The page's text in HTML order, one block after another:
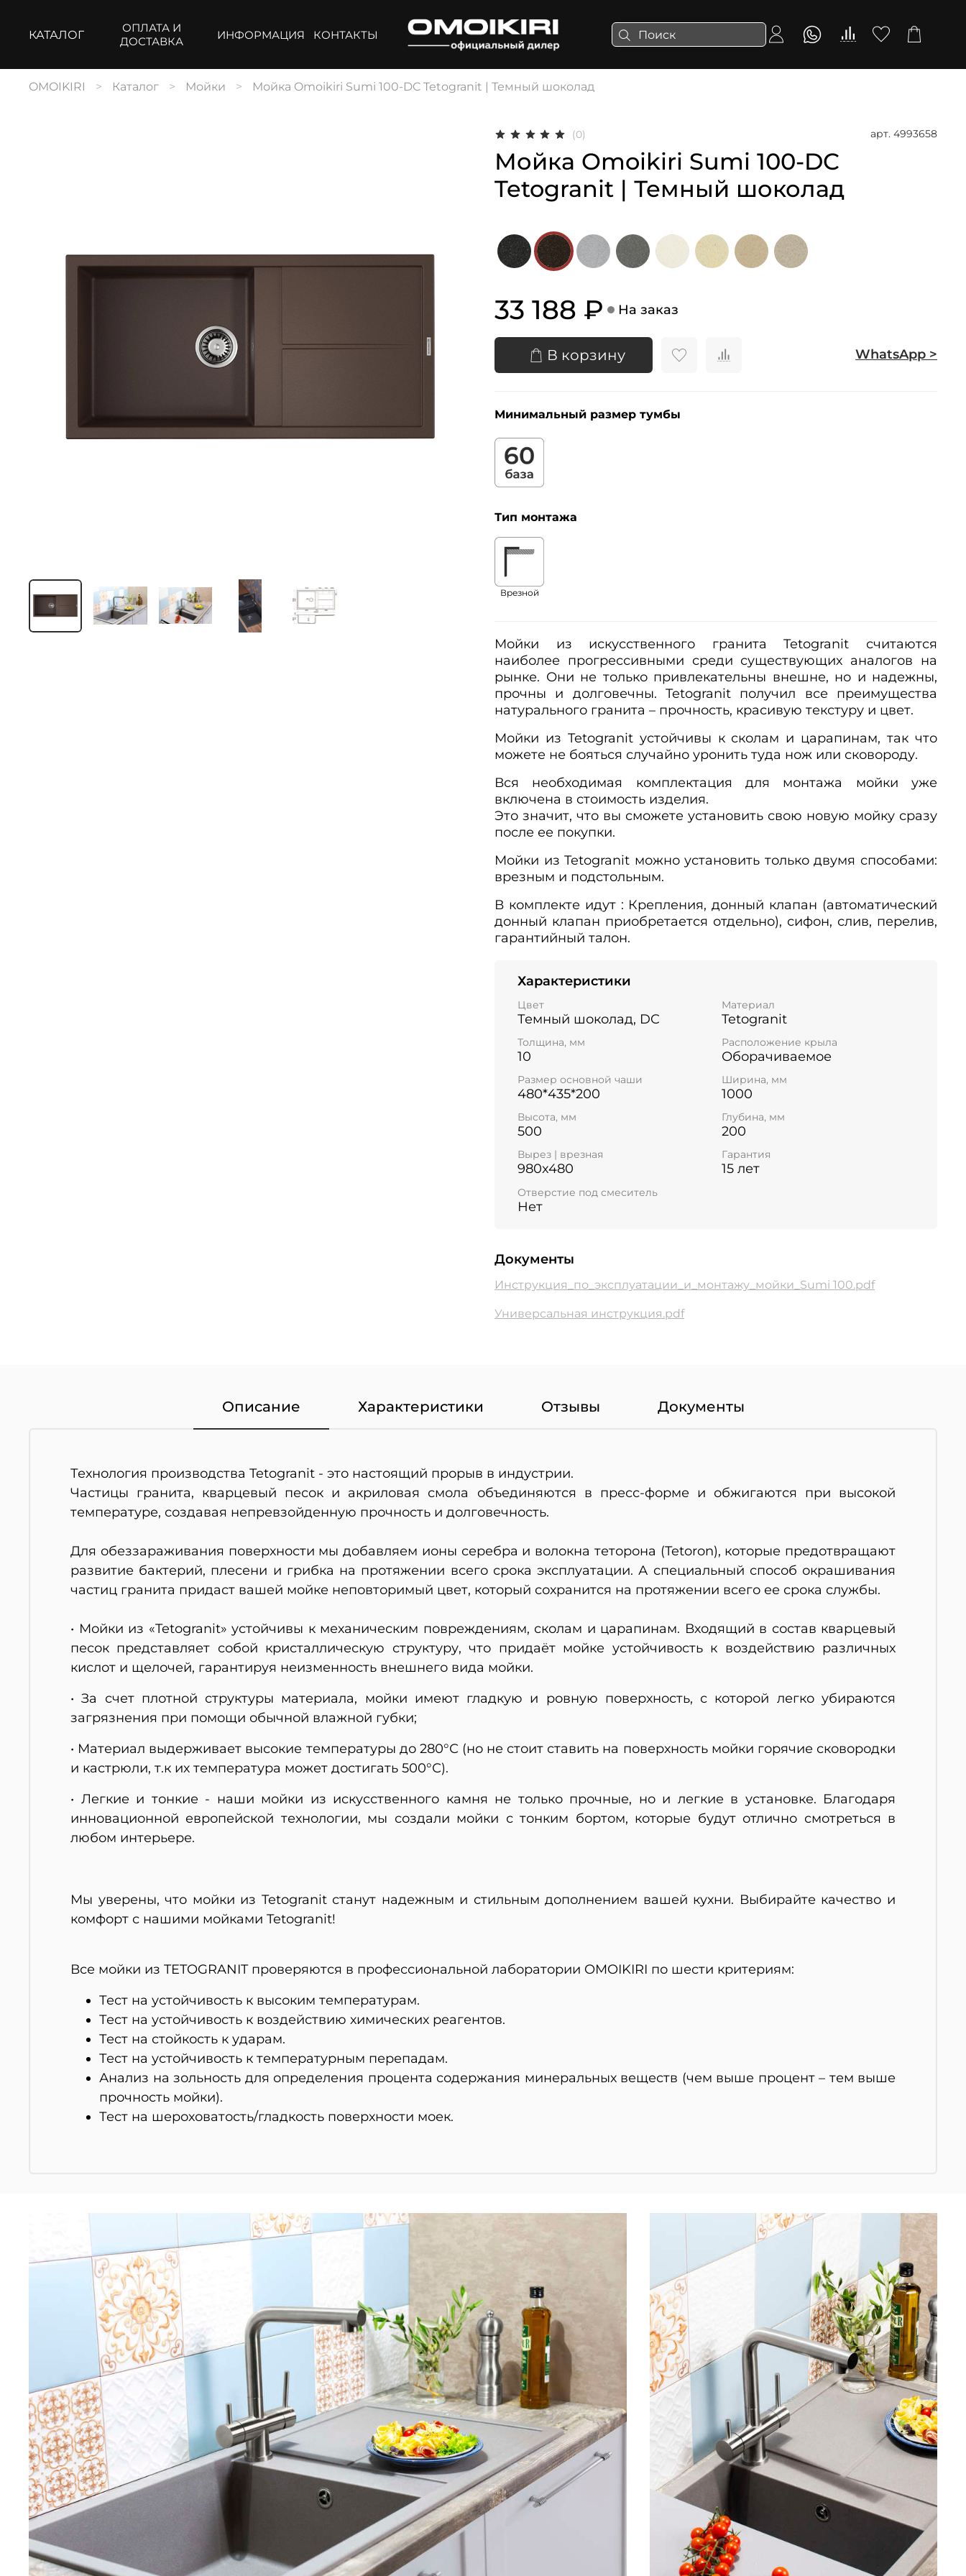
КАТАЛОГ
ОПЛАТА И
ДОСТАВКА
ИНФОРМАЦИЯ КОНТАКТЫ
OMOIKIRI Каталог Мойки Мойка Omoikiri Sumi 100-DC Tetogranit | Темный шоколад
(0) арт. 4993658
Мойка Omoikiri Sumi 100-DC
Tetogranit | Темный шоколад
33 188 ₽ На заказ
В корзину WhatsApp >
Минимальный размер тумбы
Тип монтажа
Врезной
Мойки из искусственного гранита Tetogranit считаются
наиболее прогрессивными среди существующих аналогов на
рынке. Они не только привлекательны внешне, но и надежны,
прочны и долговечны. Tetogranit получил все преимущества
натурального гранита – прочность, красивую текстуру и цвет.
Мойки из Tetogranit устойчивы к сколам и царапинам, так что
можете не бояться случайно уронить туда нож или сковороду.
Вся необходимая комплектация для монтажа мойки уже
включена в стоимость изделия.
Это значит, что вы сможете установить свою новую мойку сразу
после ее покупки.
Мойки из Tetogranit можно установить только двумя способами:
врезным и подстольным.
В комплекте идут : Крепления, донный клапан (автоматический
донный клапан приобретается отдельно), сифон, слив, перелив,
гарантийный талон.
Характеристики
Цвет
Темный шоколад, DC
Материал
Tetogranit
Толщина, мм
10
Расположение крыла
Оборачиваемое
Размер основной чаши
480*435*200
Ширина, мм
1000
Высота, мм
500
Глубина, мм
200
Вырез | врезная
980x480
Гарантия
15 лет
Отверстие под смеситель
Нет
Документы
Инструкция_по_эксплуатации_и_монтажу_мойки_Sumi 100.pdf
Универсальная инструкция.pdf
Описание Характеристики Отзывы Документы
Технология производства Tetogranit - это настоящий прорыв в индустрии.
Частицы гранита, кварцевый песок и акриловая смола объединяются в пресс-форме и обжигаются при высокой
температуре, создавая непревзойденную прочность и долговечность.
Для обеззараживания поверхности мы добавляем ионы серебра и волокна теторона (Tetoron), которые предотвращают
развитие бактерий, плесени и грибка на протяжении всего срока эксплуатации. А специальный способ окрашивания
частиц гранита придаст вашей мойке неповторимый цвет, который сохранится на протяжении всего ее срока службы.
• Мойки из «Tetogranit» устойчивы к механическим повреждениям, сколам и царапинам. Входящий в состав кварцевый
песок представляет собой кристаллическую структуру, что придаёт мойке устойчивость к воздействию различных
кислот и щелочей, гарантируя неизменность внешнего вида мойки.
• За счет плотной структуры материала, мойки имеют гладкую и ровную поверхность, с которой легко убираются
загрязнения при помощи обычной влажной губки;
• Материал выдерживает высокие температуры до 280°С (но не стоит ставить на поверхность мойки горячие сковородки
и кастрюли, т.к их температура может достигать 500°С).
• Легкие и тонкие - наши мойки из искусственного камня не только прочные, но и легкие в установке. Благодаря
инновационной европейской технологии, мы создали мойки с тонким бортом, которые будут отлично смотреться в
любом интерьере.
Мы уверены, что мойки из Tetogranit станут надежным и стильным дополнением вашей кухни. Выбирайте качество и
комфорт с нашими мойками Tetogranit!
Все мойки из TETOGRANIT проверяются в профессиональной лаборатории OMOIKIRI по шести критериям:
Тест на устойчивость к высоким температурам.
Тест на устойчивость к воздействию химических реагентов.
Тест на стойкость к ударам.
Тест на устойчивость к температурным перепадам.
Анализ на зольность для определения процента содержания минеральных веществ (чем выше процент – тем выше
прочность мойки).
Тест на шероховатость/гладкость поверхности моек.